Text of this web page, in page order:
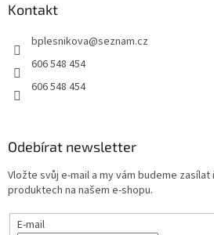
Kontakt
bplesnikova@seznam.cz
606 548 454
606 548 454
Odebírat newsletter
Vložte svůj e-mail a my vám budeme
produktech na našem e-shopu.
E-mail